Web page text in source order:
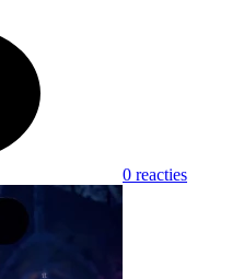
0 reacties